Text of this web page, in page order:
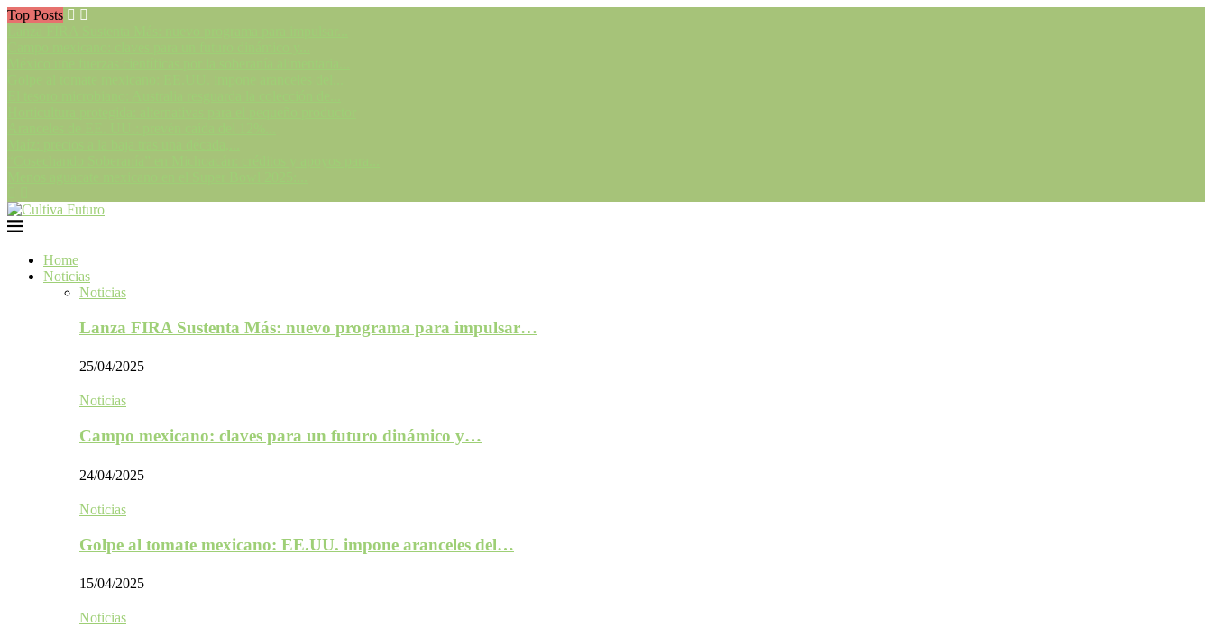
Top Posts
Home
Noticias
Noticias
Lanza FIRA Sustenta Más: nuevo programa para impulsar…
25/04/2025
Noticias
Campo mexicano: claves para un futuro dinámico y…
24/04/2025
Noticias
Golpe al tomate mexicano: EE.UU. impone aranceles del…
15/04/2025
Noticias